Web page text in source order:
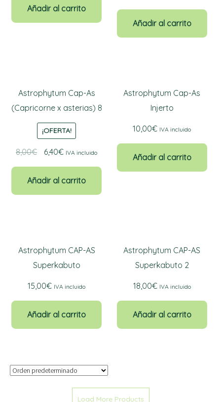
Añadir al carrito
Añadir al carrito
Astrophytum Cap-As
(Capricorne x asterias) 8
¡OFERTA!
8,00€
El
original
6,40€El
actual
IVA incluido
Añadir al carrito
Astrophytum Cap-As
Injerto
10,00€ IVA incluido
Añadir al carrito
Astrophytum CAP-AS
Superkabuto
15,00€ IVA incluido
Añadir al carrito
Astrophytum CAP-AS
Superkabuto 2
18,00€ IVA incluido
Añadir al carrito
Load More Products